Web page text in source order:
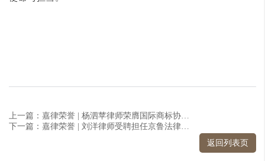
上一篇：嘉律荣誉 | 杨泗苹律师荣膺国际商标协会（INTA）“2025年度委员会优秀委员”（中国区）
下一篇：嘉律荣誉 | 刘洋律师受聘担任京鲁法律专家委员会青年委员
返回列表页